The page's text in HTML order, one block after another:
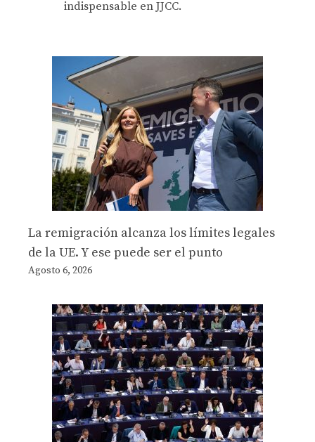
indispensable en JJCC.
La remigración alcanza los límites legales
de la UE. Y ese puede ser el punto
Agosto 6, 2026